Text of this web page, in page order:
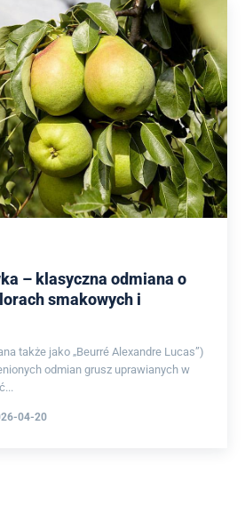
– klasyczna odmiana o
smakowych i
także jako „Beurré Alexandre Lucas”)
odmian grusz uprawianych w
04-20